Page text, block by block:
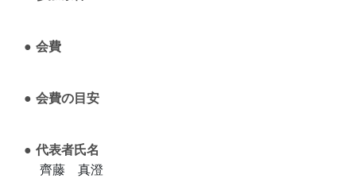
会費
会費の目安
代表者氏名
齊藤 真澄